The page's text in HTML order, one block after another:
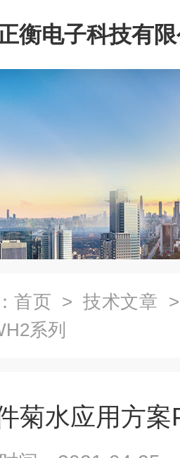
衡电子科技有
首页 > 技术文章
系列
菊水应用方